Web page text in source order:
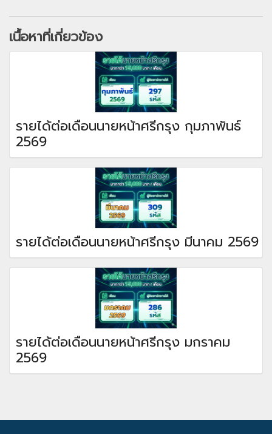
เนื้อหาที่เกี่ยวข้อง
รายได้ต่อเดือนนายหน้าศรีกรุง กุมภาพันธ์
2569
รายได้ต่อเดือนนายหน้าศรีกรุง มีนาคม 2569
รายได้ต่อเดือนนายหน้าศรีกรุง มกราคม
2569